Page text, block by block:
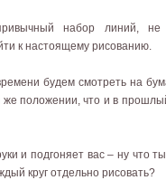
набор линий,
к настоящему рисованию.
будем смотреть на
положении, что и в
и подгоняет вас – ну что
круг отдельно рисовать?